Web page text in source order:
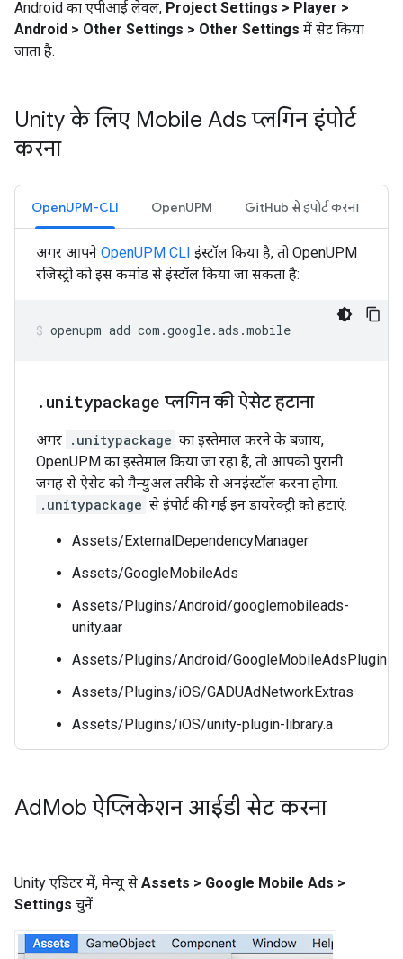
Android का एपीआई लेवल, Project Settings > Player >
Android > Other Settings > Other Settings में सेट किया
जाता है.
Unity के लिए Mobile Ads प्लगिन इंपोर्ट
करना
OpenUPM-CLI OpenUPM GitHub से इंपोर्ट करना
अगर आपने OpenUPM CLI इंस्टॉल किया है, तो OpenUPM
रजिस्ट्री को इस कमांड से इंस्टॉल किया जा सकता है:
openupm add com.google.ads.mobile
. unitypackage प्लगिन की ऐसेट हटाना
अगर .unitypackage का इस्तेमाल करने के बजाय,
OpenUPM का इस्तेमाल किया जा रहा है, तो आपको पुरानी
जगह से ऐसेट को मैन्युअल तरीके से अनइंस्टॉल करना होगा.
.unitypackage से इंपोर्ट की गई इन डायरेक्ट्री को हटाएं:
Assets/ExternalDependencyManager
Assets/GoogleMobileAds
Assets/Plugins/Android/googlemobileads-
unity.aar
Assets/Plugins/Android/GoogleMobileAdsPlugin
Assets/Plugins/iOS/GADUAdNetworkExtras
Assets/Plugins/iOS/unity-plugin-library.a
AdMob ऐप्लिकेशन आईडी सेट करना
Unity एडिटर में, मेन्यू से Assets > Google Mobile Ads >
Settings चुनें.